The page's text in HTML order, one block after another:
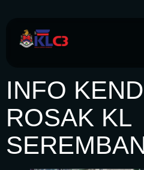
INFO
ROSAK KL